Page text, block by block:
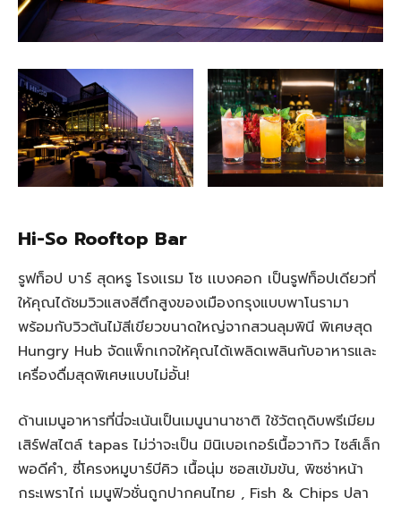
Hi-So Rooftop Bar
รูฟท็อป บาร์ สุดหรู โรงเเรม โซ เเบงคอก เป็นรูฟท็อปเดียวที่
ให้คุณได้ชมวิวแสงสีตึกสูงของเมืองกรุงแบบพาโนรามา
พร้อมกับวิวต้นไม้สีเขียวขนาดใหญ่จากสวนลุมพินี พิเศษสุด
Hungry Hub จัดแพ็กเกจให้คุณได้เพลิดเพลินกับอาหารและ
เครื่องดื่มสุดพิเศษแบบไม่อั้น!
ด้านเมนูอาหารที่นี่จะเน้นเป็นเมนูนานาชาติ ใช้วัตถุดิบพรีเมียม
เสิร์ฟสไตล์ tapas ไม่ว่าจะเป็น มินิเบอเกอร์เนื้อวากิว ไซส์เล็ก
พอดีคำ, ซี่โครงหมูบาร์บีคิว เนื้อนุ่ม ซอสเข้มข้น, พิซซ่าหน้า
กระเพราไก่ เมนูฟิวชั่นถูกปากคนไทย , Fish & Chips ปลา